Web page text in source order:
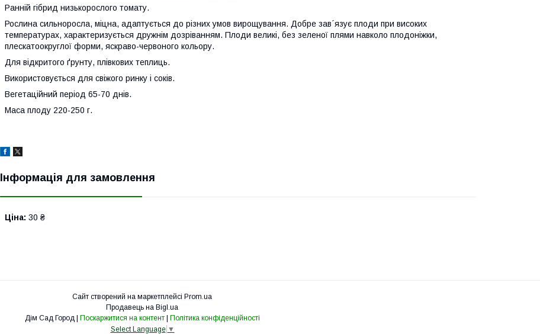
Ранній гібрид низькорослого томату.
Рослина сильноросла, міцна, адаптується до різних умов вирощування. Добре зав´язує плоди при високих
температурах, характеризується дружнім дозріванням. Плоди великі, без зеленої плями навколо плодоніжки,
плескатоокруглої форми, яскраво-червоного кольору.
Для відкритого ґрунту, плівкових теплиць.
Використовується для свіжого ринку і соків.
Вегетаційний період 65-70 днів.
Маса плоду 220-250 г.
Інформація для замовлення
Ціна: 30 ₴
Сайт створений на маркетплейсі Prom.ua
Продавець на Bigl.ua
Дім Сад Город | Поскаржитися на контент | Політика конфіденційності
Select Language ▼